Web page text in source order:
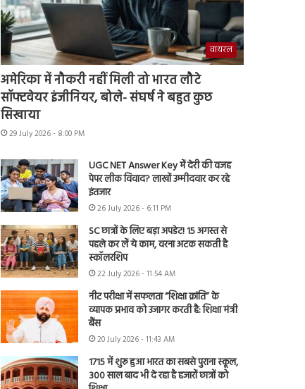
वायरल
अमेरिका में नौकरी नहीं मिली तो भारत लौटे
सॉफ्टवेयर इंजीनियर, बोले- संघर्ष ने बहुत कुछ
सिखाया
29 July 2026 - 8:00 PM
UGC NET Answer Key में देरी की वजह
पेपर लीक विवाद? लाखों उम्मीदवार कर रहे
इंतजार
26 July 2026 - 6:11 PM
SC छात्रों के लिए बड़ा अपडेट! 15 अगस्त से
पहले कर लें ये काम, वरना अटक सकती है
स्कॉलरशिप
22 July 2026 - 11:54 AM
नीट परीक्षा में सफलता “शिक्षा क्रांति” के
व्यापक प्रभाव को उजागर करती है: शिक्षा मंत्री
बैंस
20 July 2026 - 11:43 AM
1715 में शुरू हुआ भारत का सबसे पुराना स्कूल,
300 साल बाद भी दे रहा है हजारों छात्रों को